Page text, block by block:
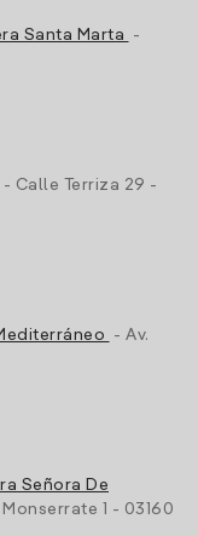
Santa Marta
-
- Calle Terriza 29 -
- Av.
Señora De
1 - 03160